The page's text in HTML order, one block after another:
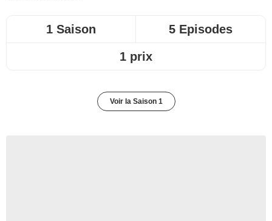
1 Saison 5 Episodes
1 prix
Voir la Saison 1